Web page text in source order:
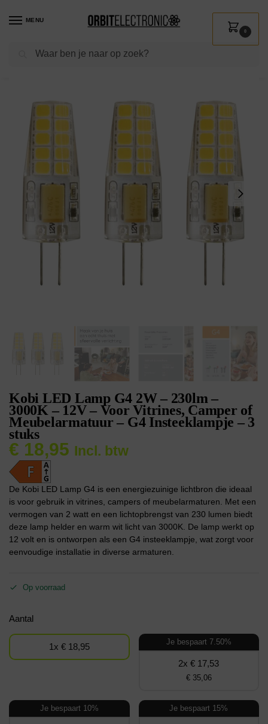
MENU
Zoeken
0
Shop / Verlichting / Lichtbronnen
Kobi LED Lamp G4 2W – 230lm –
3000K – 12V – Voor Vitrines, Camper of
Meubelarmatuur – G4 Insteeklampje – 3
stuks
€ 18,95 Incl. btw
De Kobi LED Lamp G4 is een energiezuinige lichtbron die ideaal
is voor gebruik in vitrines, campers of meubelarmaturen. Met een
vermogen van 2 watt en een lichtopbrengst van 230 lumen biedt
deze lamp helder en warm wit licht van 3000K. De lamp werkt op
12 volt en is ontworpen als een G4 insteeklampje, wat zorgt voor
eenvoudige installatie in diverse armaturen.
Op voorraad
Aantal
1x € 18,95 Je bespaart 7.50%
2x € 17,53
€ 35,06
Je bespaart 10% Je bespaart 15%